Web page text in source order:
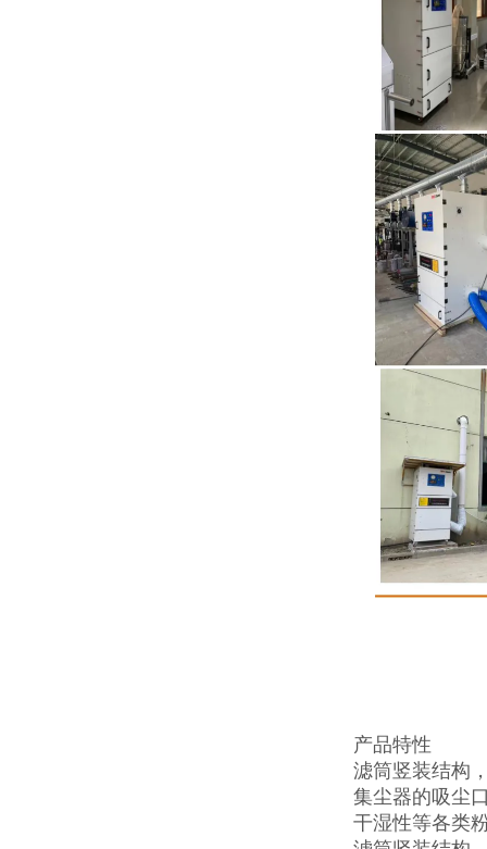
产品特性
滤筒竖装结构
集尘器的吸尘
干湿性等各类